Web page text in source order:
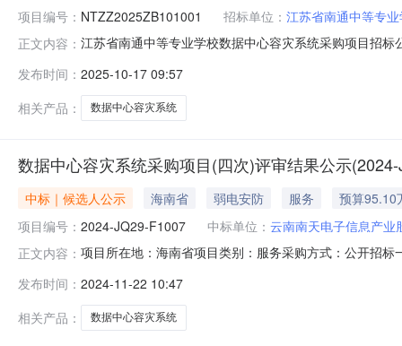
项目编号： NTZZ2025ZB101001 招标单位： 江苏省南通中等专
正文内容： 江苏省南通中等专业学校数据中心容灾系统采购项目招
数据中心容灾系统采购项目预算金额：30万元最高限价
发布时间： 2025-10-17 09:57
相关产品：
数据中心容灾系统
数据中心容灾系统采购项目(四次)评审结果公示
中标｜候选人公示 海南省 弱电安防 服务
预算95.10
项目编号： 2024-JQ29-F1007 中标单位： 云南南天电子信息产业
正文内容： 项目所在地：海南省项目类别：服务采购方式：公开招
全部运抵甲方单位指定到货地点）。说明：项目预算金
接受联合体投标：否；四
发布时间： 2024-11-22 10:47
相关产品：
数据中心容灾系统